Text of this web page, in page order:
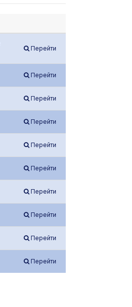
Перейти
Перейти
Перейти
Перейти
Перейти
Перейти
Перейти
Перейти
Перейти
Перейти